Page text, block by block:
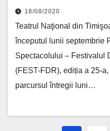
18/08/2020
Teatrul Naţional din
începutul lunii septembrie
Spectacolului – Festivalul
(FEST-FDR), ediția a 25-
parcursul întregii luni…